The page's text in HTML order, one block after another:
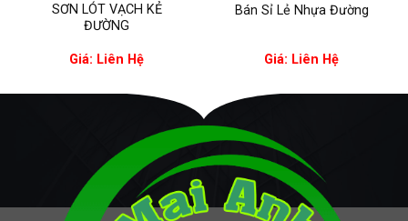
SƠN LÓT VẠCH KẺ
ĐƯỜNG
Giá: Liên Hệ
Bán Sỉ Lẻ Nhựa Đường
Giá: Liên Hệ